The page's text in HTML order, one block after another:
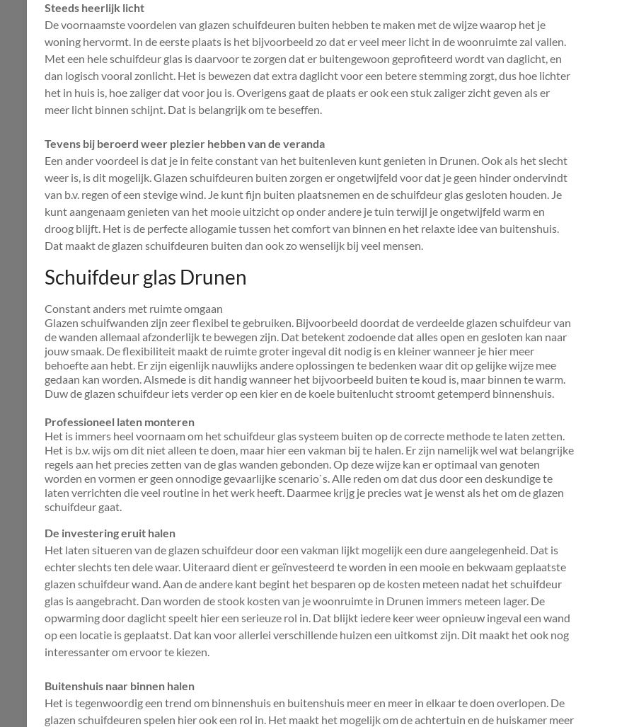
Steeds heerlijk licht
De voornaamste voordelen van glazen schuifdeuren buiten hebben te maken met de wijze waarop het je
woning hervormt. In de eerste plaats is het bijvoorbeeld zo dat er veel meer licht in de woonruimte zal vallen.
Met een hele schuifdeur glas is daarvoor te zorgen dat er buitengewoon geprofiteerd wordt van daglicht, en
dan logisch vooral zonlicht. Het is bewezen dat extra daglicht voor een betere stemming zorgt, dus hoe lichter
het in huis is, hoe zaliger dat voor jou is. Overigens gaat de plaats er ook een stuk zaliger zicht geven als er
meer licht binnen schijnt. Dat is belangrijk om te beseffen.
Tevens bij beroerd weer plezier hebben van de veranda
Een ander voordeel is dat je in feite constant van het buitenleven kunt genieten in Drunen. Ook als het slecht
weer is, is dit mogelijk. Glazen schuifdeuren buiten zorgen er ongetwijfeld voor dat je geen hinder ondervindt
van b.v. regen of een stevige wind. Je kunt fijn buiten plaatsnemen en de schuifdeur glas gesloten houden. Je
kunt aangenaam genieten van het mooie uitzicht op onder andere je tuin terwijl je ongetwijfeld warm en
droog blijft. Het is de perfecte allogamie tussen het comfort van binnen en het relaxte idee van buitenshuis.
Dat maakt de glazen schuifdeuren buiten dan ook zo wenselijk bij veel mensen.
Schuifdeur glas Drunen
Constant anders met ruimte omgaan
Glazen schuifwanden zijn zeer flexibel te gebruiken. Bijvoorbeeld doordat de verdeelde glazen schuifdeur van
de wanden allemaal afzonderlijk te bewegen zijn. Dat betekent zodoende dat alles open en gesloten kan naar
jouw smaak. De flexibiliteit maakt de ruimte groter ingeval dit nodig is en kleiner wanneer je hier meer
behoefte aan hebt. Er zijn eigenlijk nauwlijks andere oplossingen te bedenken waar dit op gelijke wijze mee
gedaan kan worden. Alsmede is dit handig wanneer het bijvoorbeeld buiten te koud is, maar binnen te warm.
Duw de glazen schuifdeur iets verder op een kier en de koele buitenlucht stroomt getemperd binnenshuis.
Professioneel laten monteren
Het is immers heel voornaam om het schuifdeur glas systeem buiten op de correcte methode te laten zetten.
Het is b.v. wijs om dit niet alleen te doen, maar hier een vakman bij te halen. Er zijn namelijk wel wat belangrijke
regels aan het precies zetten van de glas wanden gebonden. Op deze wijze kan er optimaal van genoten
worden en vormen er geen onnodige gevaarlijke scenario`s. Alle reden om dat dus door een deskundige te
laten verrichten die veel routine in het werk heeft. Daarmee krijg je precies wat je wenst als het om de glazen
schuifdeur gaat.
De investering eruit halen
Het laten situeren van de glazen schuifdeur door een vakman lijkt mogelijk een dure aangelegenheid. Dat is
echter slechts ten dele waar. Uiteraard dient er geïnvesteerd te worden in een mooie en bekwaam geplaatste
glazen schuifdeur wand. Aan de andere kant begint het besparen op de kosten meteen nadat het schuifdeur
glas is aangebracht. Dan worden de stook kosten van je woonruimte in Drunen immers meteen lager. De
opwarming door daglicht speelt hier een serieuze rol in. Dat blijkt iedere keer weer opnieuw ingeval een wand
op een locatie is geplaatst. Dat kan voor allerlei verschillende huizen een uitkomst zijn. Dit maakt het ook nog
interessanter om ervoor te kiezen.
Buitenshuis naar binnen halen
Het is tegenwoordig een trend om binnenshuis en buitenshuis meer en meer in elkaar te doen overlopen. De
glazen schuifdeuren spelen hier ook een rol in. Het maakt het mogelijk om de achtertuin en de huiskamer meer